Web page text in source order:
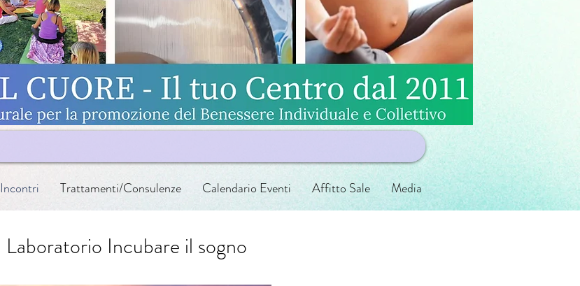
Incontri Trattamenti/Consulenze Calendario Eventi Affitto Sale Media
Laboratorio Incubare il sogno